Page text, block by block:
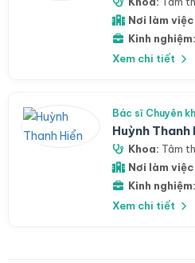
Nơi làm
Kinh nghiệm:
Xem chi tiết
Bác sĩ Chuyên
Huỳnh Thanh
Khoa: Tâm
Nơi làm
Kinh nghiệm:
Xem chi tiết